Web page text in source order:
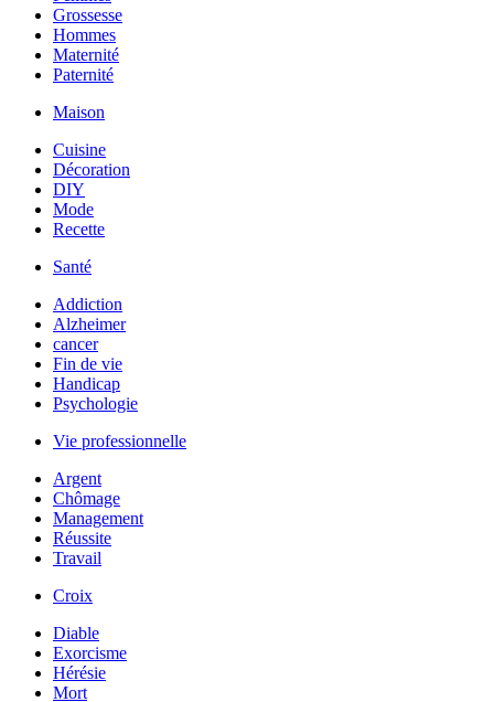
Grossesse
Hommes
Maternité
Paternité
Maison
Cuisine
Décoration
DIY
Mode
Recette
Santé
Addiction
Alzheimer
cancer
Fin de vie
Handicap
Psychologie
Vie professionnelle
Argent
Chômage
Management
Réussite
Travail
Croix
Diable
Exorcisme
Hérésie
Mort